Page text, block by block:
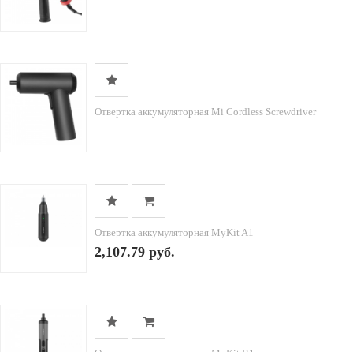
Отвертка аккумуляторная Mi Cordless Screwdriver
Отвертка аккумуляторная MyKit A1
2,107.79 руб.